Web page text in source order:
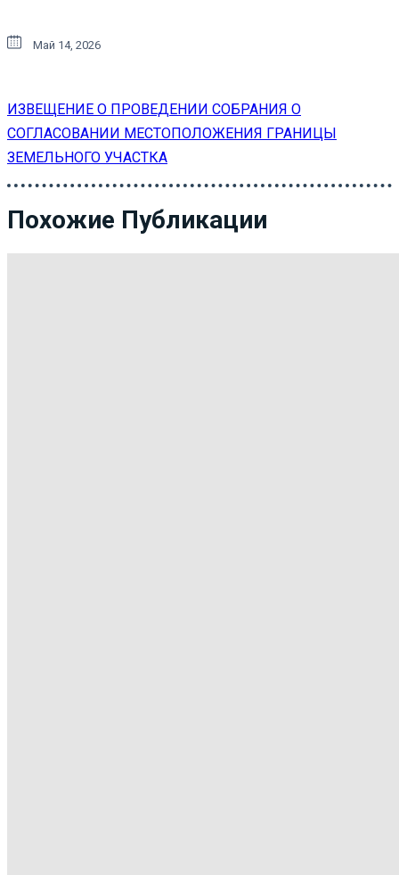
Май 14, 2026
ИЗВЕЩЕНИЕ О ПРОВЕДЕНИИ СОБРАНИЯ О
СОГЛАСОВАНИИ МЕСТОПОЛОЖЕНИЯ ГРАНИЦЫ
ЗЕМЕЛЬНОГО УЧАСТКА
Похожие Публикации